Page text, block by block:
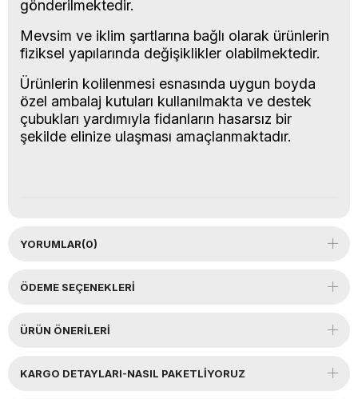
gönderilmektedir.
Mevsim ve iklim şartlarına bağlı olarak ürünlerin
fiziksel yapılarında değişiklikler olabilmektedir.
Ürünlerin kolilenmesi esnasında uygun boyda
özel ambalaj kutuları kullanılmakta ve destek
çubukları yardımıyla fidanların hasarsız bir
şekilde elinize ulaşması amaçlanmaktadır.
YORUMLAR(0)
ÖDEME SEÇENEKLERI
ÜRÜN ÖNERILERI
KARGO DETAYLARI-NASIL PAKETLİYORUZ